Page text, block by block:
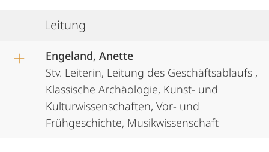
Leitung
Engeland, Anette
Stv. Leiterin, Leitung des Geschäftsablaufs ,
Klassische Archäologie, Kunst- und
Kulturwissenschaften, Vor- und
Frühgeschichte, Musikwissenschaft